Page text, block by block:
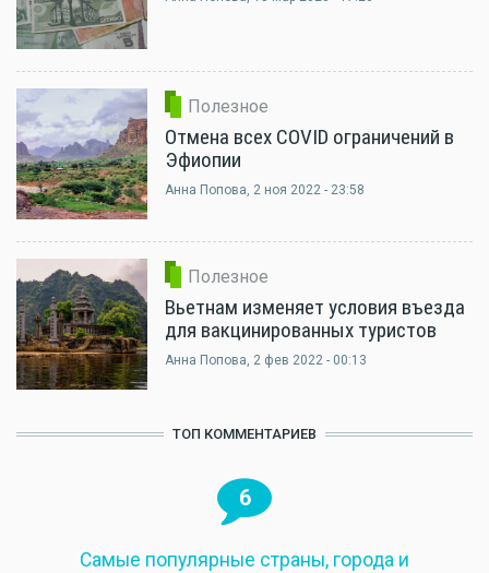
Полезное
Отмена всех COVID ограничений в
Эфиопии
Анна Попова, 2 ноя 2022 - 23:58
Полезное
Вьетнам изменяет условия въезда
для вакцинированных туристов
Анна Попова, 2 фев 2022 - 00:13
ТОП КОММЕНТАРИЕВ
6
Самые популярные страны, города и